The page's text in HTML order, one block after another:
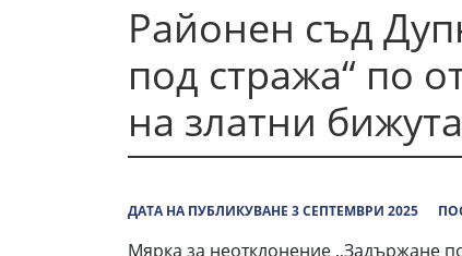
Районен съд
под стража“ по
на златни
ДАТА НА ПУБЛИКУВАНЕ 3 СЕПТЕМВРИ 2025
Мярка за неотклонение ,,Задържане